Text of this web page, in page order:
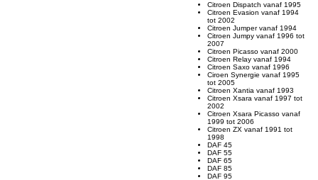
Citroen Dispatch vanaf 1995
Citroen Evasion vanaf 1994
tot 2002
Citroen Jumper vanaf 1994
Citroen Jumpy vanaf 1996 tot
2007
Citroen Picasso vanaf 2000
Citroen Relay vanaf 1994
Citroen Saxo vanaf 1996
Ciroen Synergie vanaf 1995
tot 2005
Citroen Xantia vanaf 1993
Citroen Xsara vanaf 1997 tot
2002
Citroen Xsara Picasso vanaf
1999 tot 2006
Citroen ZX vanaf 1991 tot
1998
DAF 45
DAF 55
DAF 65
DAF 85
DAF 95